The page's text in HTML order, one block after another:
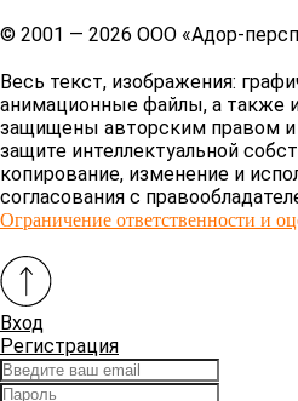
© 2001 — 2026 ООО «Адор-
Весь текст, изображения:
анимационные файлы, а также
защищены авторским правом и
защите интеллектуальной
копирование, изменение и
согласования с
Ограничение ответственности и
Вход
Регистрация